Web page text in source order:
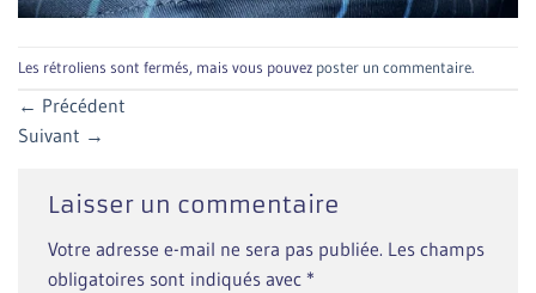
Les rétroliens sont fermés, mais vous pouvez poster un commentaire.
← Précédent
Suivant →
Laisser un commentaire
Votre adresse e-mail ne sera pas publiée. Les champs
obligatoires sont indiqués avec *